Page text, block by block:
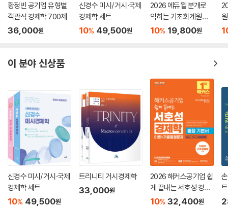
황정빈 공기업 유형별
객관식 경제학 700제
36,000원
신경수 미시/거시·국제
경제학 세트
10% 49,500원
2026 에듀윌 분개로
익히는 기초회계원리 2
주완성
10% 19,800원
이 분야 신상품
신경수 미시/거시·국제
경제학 세트
10% 49,500원
트리니티 거시경제학
33,000원
2026 해커스공기업 쉽
게 끝내는 서호성 경제
학 통합 기본서 (이론
10% 32,400원
트